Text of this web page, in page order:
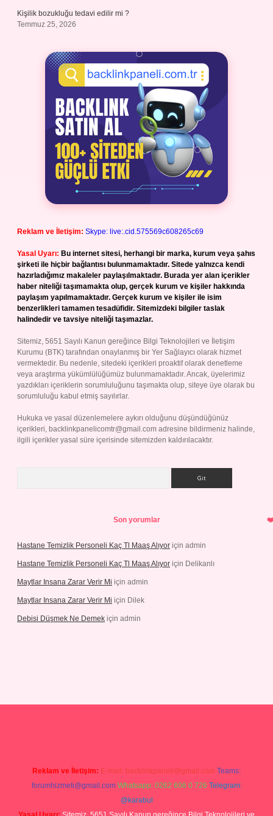
Kişilik bozukluğu tedavi edilir mi ?
Temmuz 25, 2026
Reklam ve İletişim: Skype: live:.cid.575569c608265c69
Yasal Uyarı: Bu internet sitesi, herhangi bir marka, kurum veya şahıs
şirketi ile hiçbir bağlantısı bulunmamaktadır. Sitede yalnızca kendi
hazırladığımız makaleler paylaşılmaktadır. Burada yer alan içerikler
haber niteliği taşımamakta olup, gerçek kurum ve kişiler hakkında
paylaşım yapılmamaktadır. Gerçek kurum ve kişiler ile isim
benzerlikleri tamamen tesadüfidir. Sitemizdeki bilgiler taslak
halindedir ve tavsiye niteliği taşımazlar.
Sitemiz, 5651 Sayılı Kanun gereğince Bilgi Teknolojileri ve İletişim
Kurumu (BTK) tarafından onaylanmış bir Yer Sağlayıcı olarak hizmet
vermektedir. Bu nedenle, sitedeki içerikleri proaktif olarak denetleme
veya araştırma yükümlülüğümüz bulunmamaktadır. Ancak, üyelerimiz
yazdıkları içeriklerin sorumluluğunu taşımakta olup, siteye üye olarak bu
sorumluluğu kabul etmiş sayılırlar.
Hukuka ve yasal düzenlemelere aykırı olduğunu düşündüğünüz
içerikleri, backlinkpanelicomtr@gmail.com adresine bildirmeniz halinde,
ilgili içerikler yasal süre içerisinde sitemizden kaldırılacaktır.
Son yorumlar
Hastane Temizlik Personeli Kaç Tl Maaş Alıyor için admin
Hastane Temizlik Personeli Kaç Tl Maaş Alıyor için Delikanlı
Maytlar Insana Zarar Verir Mi için admin
Maytlar Insana Zarar Verir Mi için Dilek
Debisi Düşmek Ne Demek için admin
Reklam ve İletişim: E-mail: backlinkpaneli@gmail.com Teams:
forumhizmeti@gmail.com Whatsapp: 0262 606 0 726 Telegram:
@karabul